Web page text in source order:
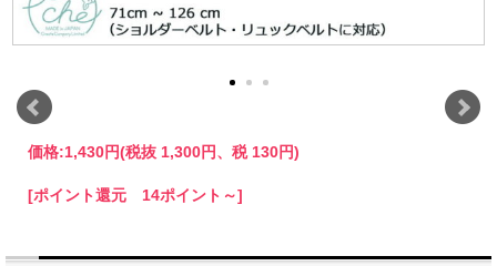
価格:1,430円(税抜 1,300円、税 130円)
[ポイント還元 14ポイント～]